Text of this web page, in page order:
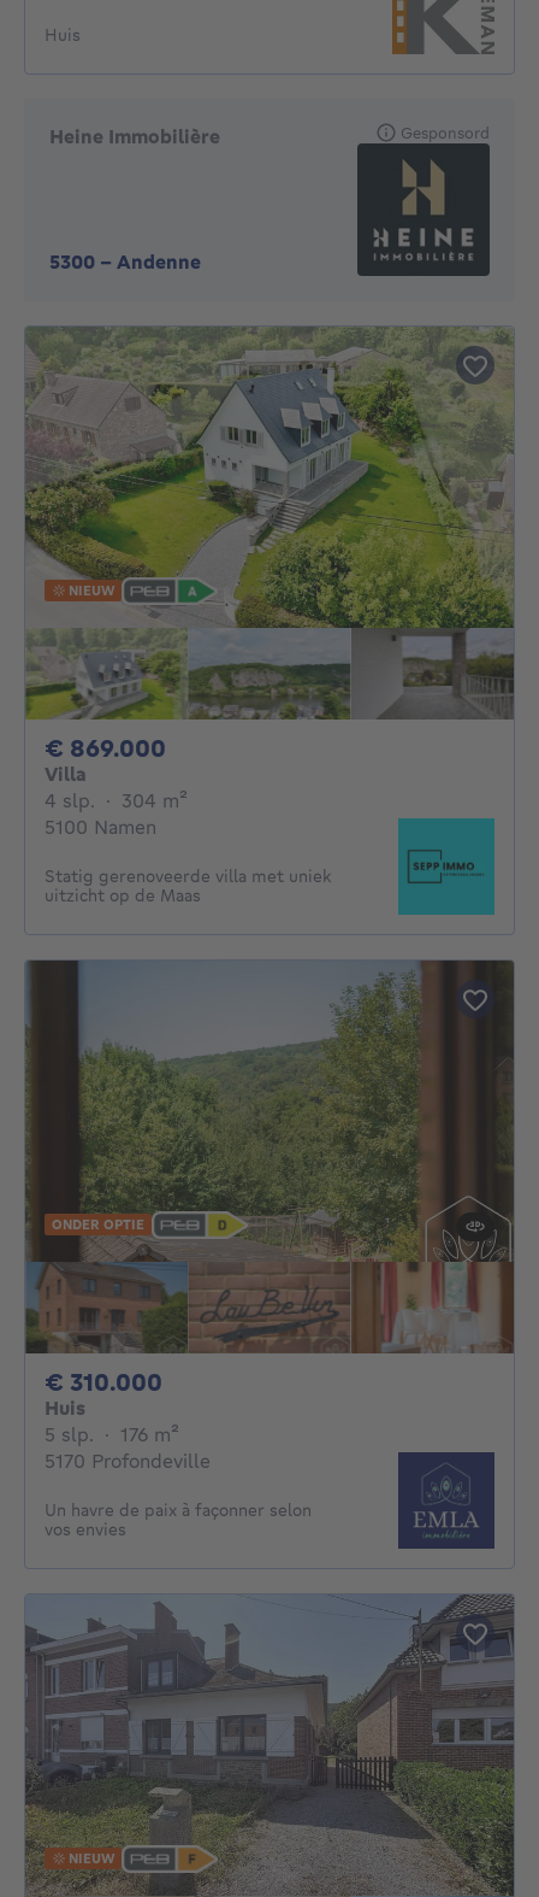
Huis
Heine Immobilière
5300 - Andenne
Gesponsord
NIEUW
€ 869.000
Villa
4 slp. 4 slaapkamers
· 304 m²
5100 Namen
Statig gerenoveerde villa met uniek
uitzicht op de Maas
ONDER OPTIE
€ 310.000
Huis
5 slp. 5 slaapkamers
· 176 m²
5170 Profondeville
Un havre de paix à façonner selon
vos envies
NIEUW